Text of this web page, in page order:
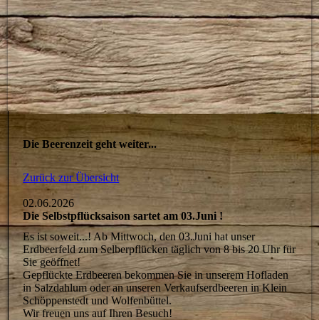
Die Beerenzeit geht weiter...
Zurück zur Übersicht
02.06.2026
Die Selbstpflücksaison sartet am 03.Juni !
Es ist soweit...! Ab Mittwoch, den 03.Juni hat unser
Erdbeerfeld zum Selberpflücken täglich von 8 bis 20 Uhr für
Sie geöffnet!
Gepflückte Erdbeeren bekommen Sie in unserem Hofladen
in Salzdahlum oder an unseren Verkaufserdbeeren in Klein
Schöppenstedt und Wolfenbüttel.
Wir freuen uns auf Ihren Besuch!